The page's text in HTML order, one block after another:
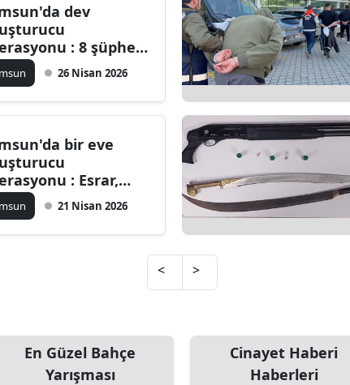
Gümüşhane
Mersin
Kastamonu
dev
: 8 şüpheli
26 Nisan 2026
bir eve
: Esrar,
ve hap ele
21 Nisan 2026
< >
En Güzel Bahçe
Yarışması
Cinayet Haberi
Haberleri